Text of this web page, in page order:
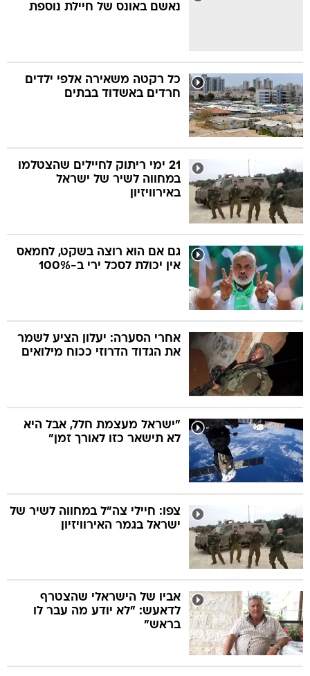
נאשם באונס של חיילת נוספת
כל רקטה משאירה אלפי ילדים
חרדים באשדוד בבתים
21 ימי ריתוק לחיילים שהצטלמו
במחווה לשיר של ישראל
באירוויזיון
גם אם הוא רוצה בשקט, לחמאס
אין יכולת לסכל ירי ב-100%
אחרי הסערה: יעלון הציע לשמר
את הגדוד הדרוזי ככוח מילואים
"ישראל מעצמת חלל, אבל היא
לא תישאר כזו לאורך זמן"
צפו: חיילי צה"ל במחווה לשיר של
ישראל בגמר האירוויזיון
אביו של הישראלי שהצטרף
לדאעש: "לא יודע מה עבר לו
בראש"